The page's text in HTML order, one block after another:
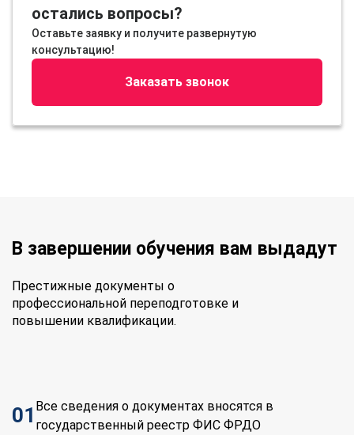
остались вопросы?
Оставьте заявку и получите развернутую
консультацию!
Заказать звонок
В завершении обучения вам выдадут
Престижные документы о
профессиональной переподготовке и
повышении квалификации.
01 Все сведения о документах вносятся в
государственный реестр ФИС ФРДО